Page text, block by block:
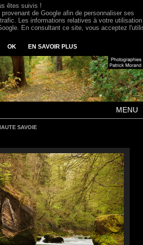
MENU
SAVOIE
êtes suivis !
de Google afin de personnaliser ses
Les informations relatives à votre
En consultant ce site, vous acceptez
OK EN SAVOIR PLUS